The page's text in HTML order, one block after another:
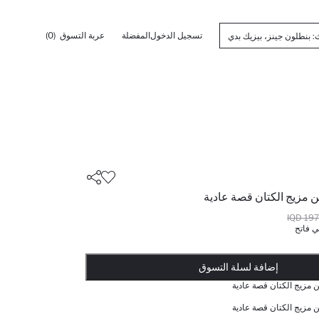
تسجيل الدخولالمفضلة عربة التسوق (0)
مزيج الكتان قصة عادية
فاتح
إضافة لسلة التسوق
مزيج الكتان قصة عادية
مزيج الكتان قصة عادية